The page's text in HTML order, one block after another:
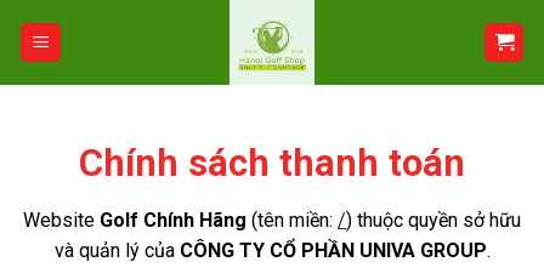
Chính sách thanh toán
Website Golf Chính Hãng (tên miền: /) thuộc quyền sở hữu
và quản lý của CÔNG TY CỔ PHẦN UNIVA GROUP.